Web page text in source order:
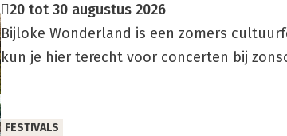
20 tot 30 augustus 2026
Bijloke Wonderland is een zomers
kun je hier terecht voor concerten bij
FESTIVALS